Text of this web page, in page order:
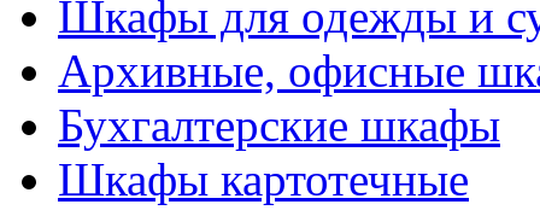
Шкафы для одежды и
Архивные, офисные
Бухгалтерские шкафы
Шкафы картотечные